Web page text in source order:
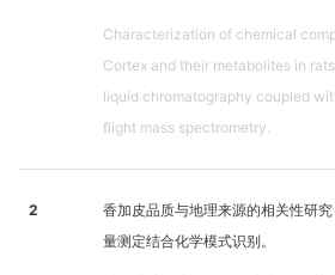
Characterization of chemical
Cortex and their metabolites in
liquid chromatography coupled
flight mass spectrometry.
2
香加皮品质与地理来源的相关性研
量测定结合化学模式识别。